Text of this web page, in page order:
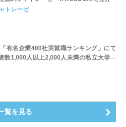
トレーゼ
有名企業400社実就職ランキング」にて
数1,000人以上2,000人未満の私立大学で
獲得！～実就職率は26.5%（前年比＋
、東京の私立大学でも10位にランクイン
覧を見る